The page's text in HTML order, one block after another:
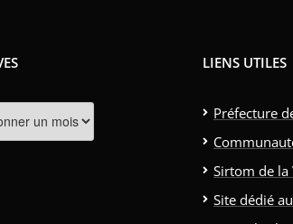
LIENS UTILES
Préfecture
Sirtom de la
Site dédié